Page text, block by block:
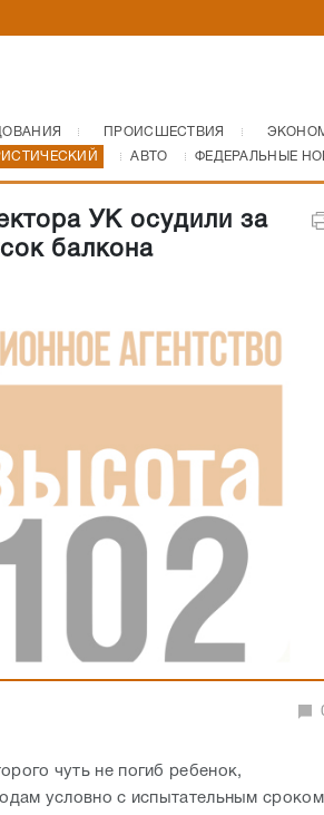
ПРОИСШЕСТВИЯ
АВТО ФЕДЕРАЛЬНЫЕ
УК осудили за
балкона
чуть не погиб ребенок,
условно с испытательным сроком